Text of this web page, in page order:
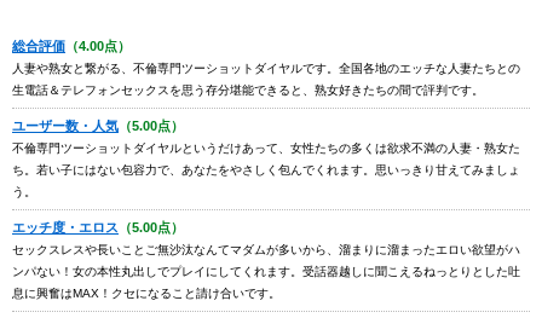
総合評価 （4.00点）
人妻や熟女と繋がる、不倫専門ツーショットダイヤルです。全国各地のエッチな人妻たちとの
生電話＆テレフォンセックスを思う存分堪能できると、熟女好きたちの間で評判です。
ユーザー数・人気 （5.00点）
不倫専門ツーショットダイヤルというだけあって、女性たちの多くは欲求不満の人妻・熟女た
ち。若い子にはない包容力で、あなたをやさしく包んでくれます。思いっきり甘えてみましょ
う。
エッチ度・エロス （5.00点）
セックスレスや長いことご無沙汰なんてマダムが多いから、溜まりに溜まったエロい欲望がハ
ンパない！女の本性丸出しでプレイにしてくれます。受話器越しに聞こえるねっとりとした吐
息に興奮はMAX！クセになること請け合いです。